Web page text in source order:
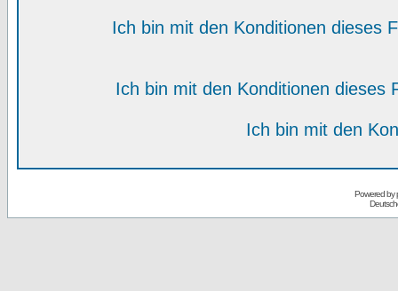
Ich bin mit den Konditionen dieses
Ich bin mit den Konditionen dieses
Ich bin mit den
Powered by